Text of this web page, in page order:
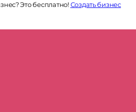
Это бесплатно!Создать бизнес